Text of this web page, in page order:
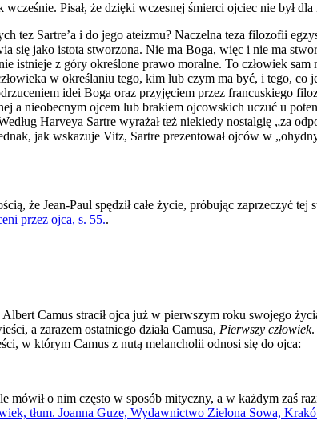
wcześnie. Pisał, że dzięki wczesnej śmierci ojciec nie był
tez Sartre’a i do jego ateizmu? Naczelna teza filozofii
się jako istota stworzona. Nie ma Boga, więc i nie ma
istnieje z góry określone prawo moralne. To człowiek
w określaniu tego, kim lub czym ma być, i tego,
idei Boga oraz przyjęciem przez francuskiego
a nieobecnym ojcem lub brakiem ojcowskich uczuć u
Harveya Sartre wyrażał też niekiedy nostalgię „za
jak wskazuje Vitz, Sartre prezentował ojców w
że Jean-Paul spędził całe życie, próbując
przez ojca, s. 55..
Camus stracił ojca już w pierwszym roku swojego
a zarazem ostatniego działa Camusa, Pierwszy człowiek.
w którym Camus z nutą melancholii odnosi się do ojca:
mówił o nim często w sposób mityczny, a w każdym zaś
tłum. Joanna Guze, Wydawnictwo Zielona Sowa,